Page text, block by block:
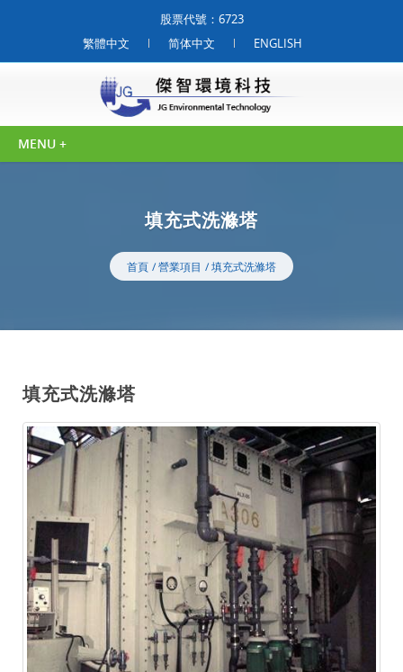
股票代號：6723
繁體中文
简体中文 ENGLISH
填充式洗滌塔
首頁 營業項目 填充式洗滌塔
填充式洗滌塔